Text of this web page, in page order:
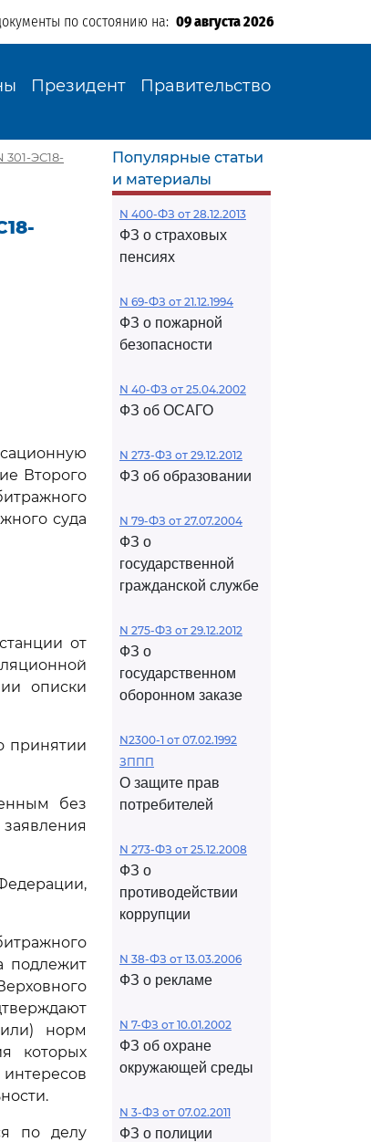
по состоянию на: 09 августа 2026
Президент Правительство
301-ЭС18-
Второго
суда
от
описки
принятии
без
подлежит
норм
которых
по делу
Популярные статьи
и материалы
N 400-ФЗ от 28.12.2013
ФЗ о страховых
пенсиях
N 69-ФЗ от 21.12.1994
ФЗ о пожарной
безопасности
N 40-ФЗ от 25.04.2002
ФЗ об ОСАГО
N 273-ФЗ от 29.12.2012
ФЗ об образовании
N 79-ФЗ от 27.07.2004
ФЗ о
государственной
гражданской службе
N 275-ФЗ от 29.12.2012
ФЗ о
государственном
оборонном заказе
N2300-1 от 07.02.1992
ЗППП
О защите прав
потребителей
N 273-ФЗ от 25.12.2008
ФЗ о
противодействии
коррупции
N 38-ФЗ от 13.03.2006
ФЗ о рекламе
N 7-ФЗ от 10.01.2002
ФЗ об охране
окружающей среды
N 3-ФЗ от 07.02.2011
ФЗ о полиции